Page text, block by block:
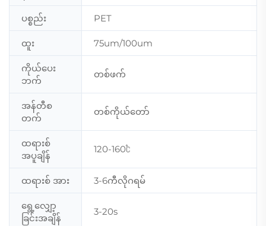
ပစ္စည်း PET
ထူး 75um/100um
ကိုယ်ပေး
ဘက်
တစ်ဖက်
အန်တီစ
တက်
တစ်ကိုယ်တော်
ထရားစ်
အပူချိန်
120-160℃
ထရားစ် အား 3-6ကီလိုဂရမ်
ရွေ့လျှော့
ခြင်းအချိန်
3-20s